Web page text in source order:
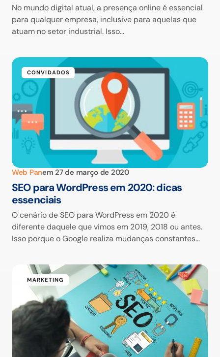
No mundo digital atual, a presença online é essencial
para qualquer empresa, inclusive para aquelas que
atuam no setor industrial. Isso…
CONVIDADOS
Web Panem 27 de março de 2020
SEO para WordPress em 2020: dicas
essenciais
O cenário de SEO para WordPress em 2020 é
diferente daquele que vimos em 2019, 2018 ou antes.
Isso porque o Google realiza mudanças constantes…
MARKETING